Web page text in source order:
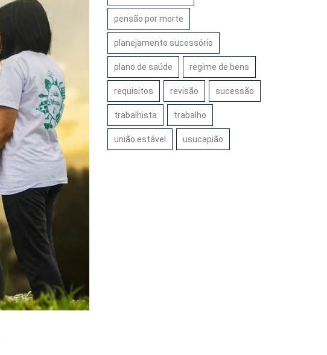
pensão por morte
planejamento sucessório
plano de saúde regime de bens
requisitos revisão sucessão
trabalhista trabalho
união estável usucapião